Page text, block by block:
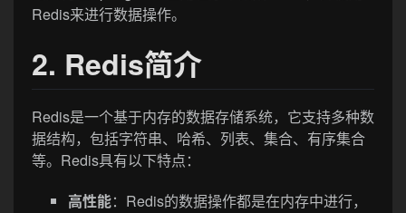
Redis来进行数据操作。
2. Redis简介
Redis是一个基于内存的数据存储系统，它支持多种数
据结构，包括字符串、哈希、列表、集合、有序集合
等。Redis具有以下特点：
高性能：Redis的数据操作都是在内存中进行，